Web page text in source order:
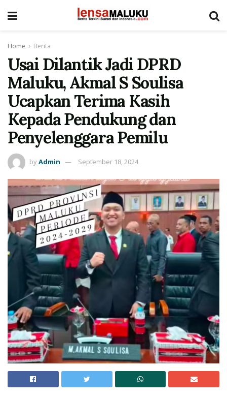
Home Berita
Usai Dilantik Jadi DPRD
Maluku, Akmal S Soulisa
Ucapkan Terima Kasih
Kepada Pendukung dan
Penyelenggara Pemilu
byAdmin September 18, 2024